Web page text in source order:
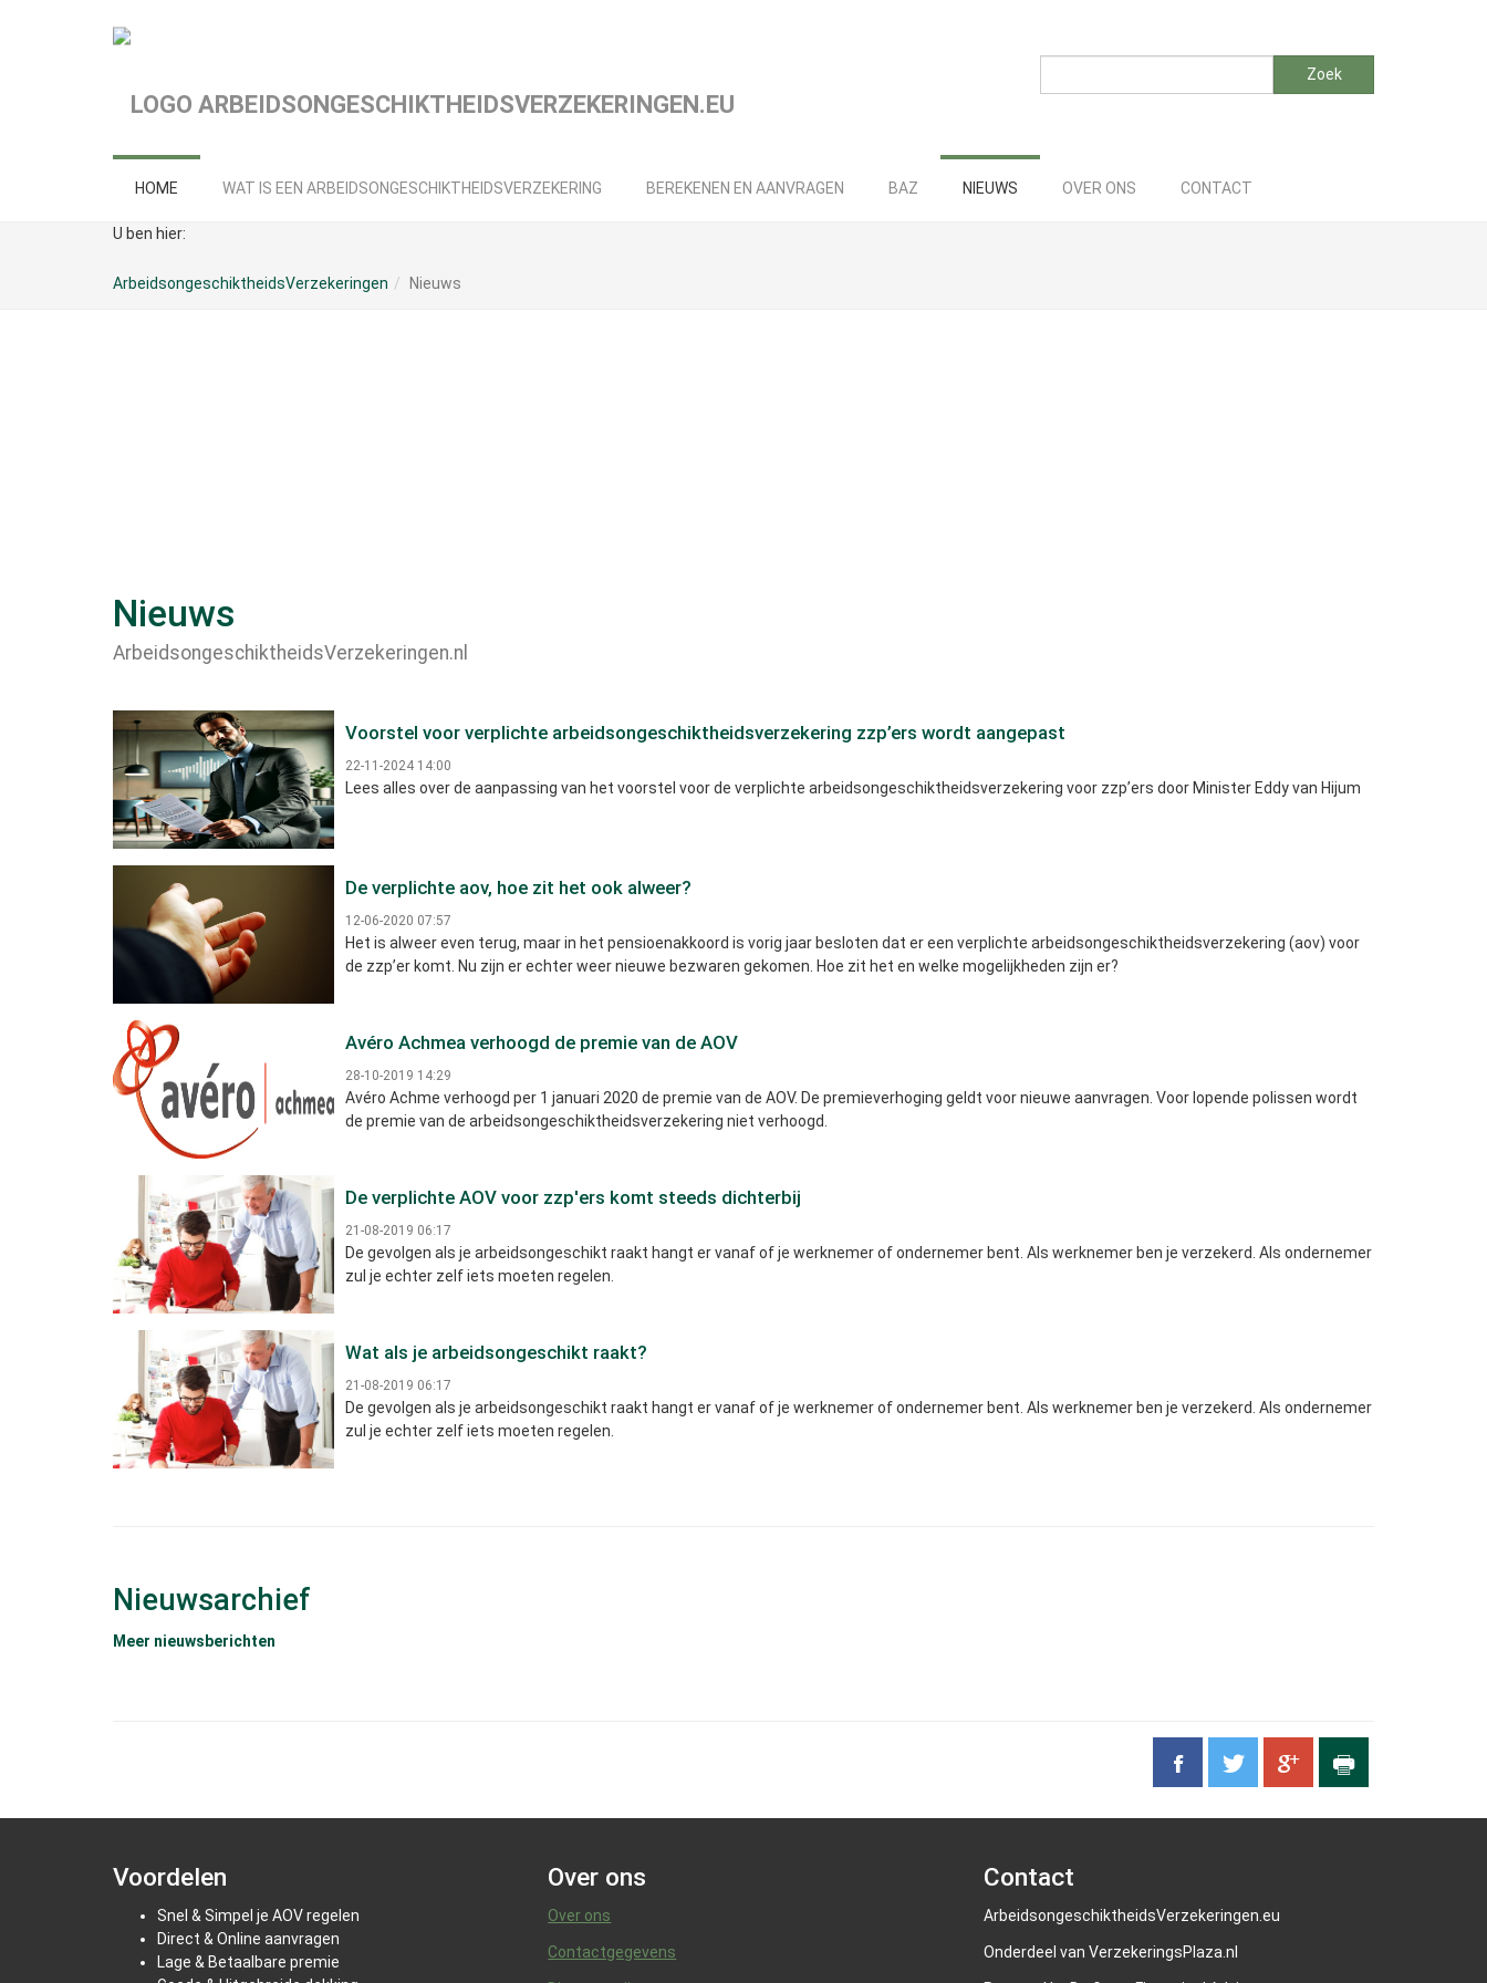
Zoek
HOME WAT IS EEN ARBEIDSONGESCHIKTHEIDSVERZEKERING BEREKENEN EN AANVRAGEN BAZ NIEUWS OVER ONS CONTACT
U ben hier:
ArbeidsongeschiktheidsVerzekeringen Nieuws
Nieuws
ArbeidsongeschiktheidsVerzekeringen.nl
Voorstel voor verplichte arbeidsongeschiktheidsverzekering zzp’ers wordt aangepast
22-11-2024 14:00
Lees alles over de aanpassing van het voorstel voor de verplichte arbeidsongeschiktheidsverzekering voor zzp’ers door Minister Eddy van Hijum
De verplichte aov, hoe zit het ook alweer?
12-06-2020 07:57
Het is alweer even terug, maar in het pensioenakkoord is vorig jaar besloten dat er een verplichte arbeidsongeschiktheidsverzekering (aov) voor
de zzp’er komt. Nu zijn er echter weer nieuwe bezwaren gekomen. Hoe zit het en welke mogelijkheden zijn er?
Avéro Achmea verhoogd de premie van de AOV
28-10-2019 14:29
Avéro Achme verhoogd per 1 januari 2020 de premie van de AOV. De premieverhoging geldt voor nieuwe aanvragen. Voor lopende polissen wordt
de premie van de arbeidsongeschiktheidsverzekering niet verhoogd.
De verplichte AOV voor zzp'ers komt steeds dichterbij
21-08-2019 06:17
De gevolgen als je arbeidsongeschikt raakt hangt er vanaf of je werknemer of ondernemer bent. Als werknemer ben je verzekerd. Als ondernemer
zul je echter zelf iets moeten regelen.
Wat als je arbeidsongeschikt raakt?
21-08-2019 06:17
De gevolgen als je arbeidsongeschikt raakt hangt er vanaf of je werknemer of ondernemer bent. Als werknemer ben je verzekerd. Als ondernemer
zul je echter zelf iets moeten regelen.
Nieuwsarchief
Meer nieuwsberichten
Voordelen
Snel & Simpel je AOV regelen
Direct & Online aanvragen
Lage & Betaalbare premie
Over ons
Over ons
Contactgegevens
Contact
ArbeidsongeschiktheidsVerzekeringen.eu
Onderdeel van VerzekeringsPlaza.nl